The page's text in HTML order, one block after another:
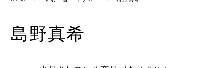
島野真希